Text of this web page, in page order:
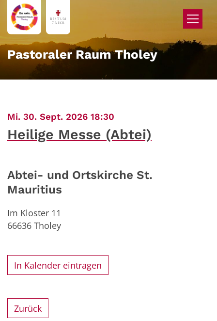
Zum Inhalt springen
Pastoraler Raum Tholey
Mi. 30. Sept. 2026 18:30
Heilige Messe (Abtei)
Abtei- und Ortskirche St.
Mauritius
Im Kloster 11
66636 Tholey
In Kalender eintragen
Zurück